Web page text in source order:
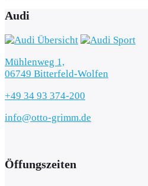
Audi
Mühlenweg 1,
06749 Bitterfeld-Wolfen
+49 34 93 374-200
info@otto-grimm.de
Öffungszeiten